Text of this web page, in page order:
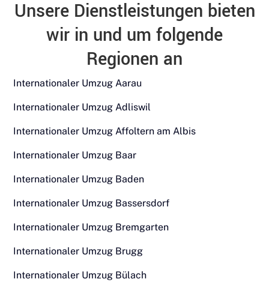
Unsere Dienstleistungen bieten
wir in und um folgende
Regionen an
Internationaler Umzug Aarau
Internationaler Umzug Adliswil
Internationaler Umzug Affoltern am Albis
Internationaler Umzug Baar
Internationaler Umzug Baden
Internationaler Umzug Bassersdorf
Internationaler Umzug Bremgarten
Internationaler Umzug Brugg
Internationaler Umzug Bülach